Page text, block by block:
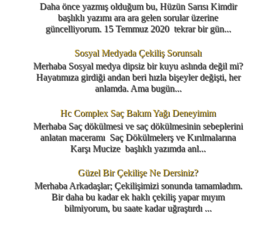
Daha önce yazmış olduğum bu, Hüzün Sarısı Kimdir
başlıklı yazımı ara ara gelen sorular üzerine
güncelliyorum. 15 Temmuz 2020 tekrar bir gün...
Sosyal Medyada Çekiliş Sorunsalı
Merhaba Sosyal medya dipsiz bir kuyu aslında değil mi?
Hayatımıza girdiği andan beri hızla bişeyler değişti, her
anlamda. Ama bugün...
Hc Complex Saç Bakım Yağı Deneyimim
Merhaba Saç dökülmesi ve saç dökülmesinin sebeplerini
anlatan maceramı Saç Dökülmelerş ve Kırılmalarına
Karşı Mucize başlıklı yazımda anl...
Güzel Bir Çekilişe Ne Dersiniz?
Merhaba Arkadaşlar; Çekilişimizi sonunda tamamladım.
Bir daha bu kadar ek haklı çekiliş yapar mıyım
bilmiyorum, bu saate kadar uğraştırdı ...